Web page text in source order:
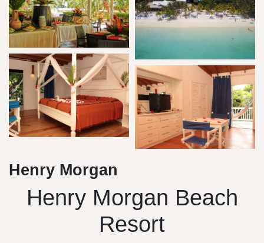
Henry Morgan
Henry Morgan Beach
Resort